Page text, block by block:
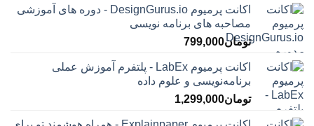
اکانت پرمیوم DesignGurus.io - دوره ‌های آموزشی
مصاحبه ‌های برنامه نویسی
تومان799,000
اکانت پرمیوم LabEx - پلتفرم آموزش عملی
برنامه‌نویسی و علوم داده
تومان1,299,000